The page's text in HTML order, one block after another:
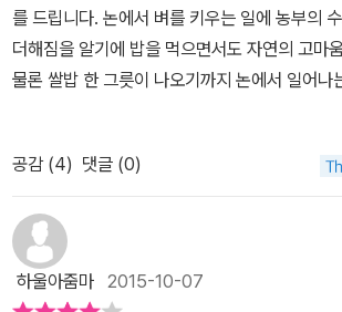
를 드립니다. 논에서 벼를 키우는 일에 농부의
더해짐을 알기에 밥을 먹으면서도 자연의 고마움을 느끼곤 합
물론 쌀밥 한 그릇이 나오기까지 논에서 일어나
까지의 쌀밥 스토리를 읽으며 다양한 자연의 은
게 됩니다. 자연 속엔 쌀밥을 만든 은인도 있고 훼방꾼도 있겠지요.
그 모두가 자연 생태계를 유지하는데 필요한 존재들
개구리, 거미, 메뚜기, 미꾸라지, 뱀. 백로, 오리
는 논에선 많은 생명들이 살아가고 있기에 놀랍
만 식물, 곤충, 양서류, 조류의 세계가 하나의 작
공감 (4) 댓글 (0)
하울아줌마 2015-10-07